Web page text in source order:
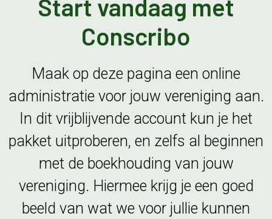
Start vandaag met
Conscribo
Maak op deze pagina een online
administratie voor jouw vereniging aan.
In dit vrijblijvende account kun je het
pakket uitproberen, en zelfs al beginnen
met de boekhouding van jouw
vereniging. Hiermee krijg je een goed
beeld van wat we voor jullie kunnen